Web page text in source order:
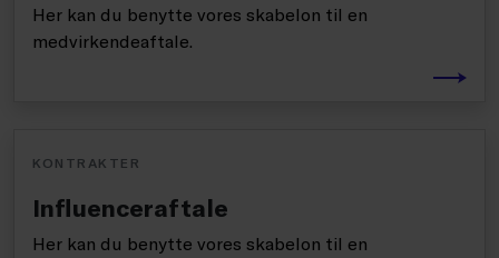
Her kan du benytte vores skabelon til en
medvirkendeaftale.
KONTRAKTER
Influenceraftale
Her kan du benytte vores skabelon til en